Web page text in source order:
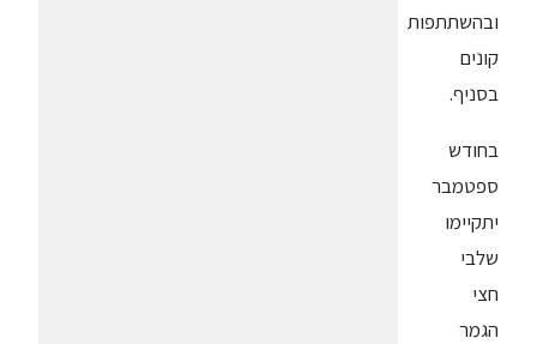
ובהשתתפות
קונים
בסניף.
בחודש
ספטמבר
יתקיימו
שלבי
חצי
הגמר